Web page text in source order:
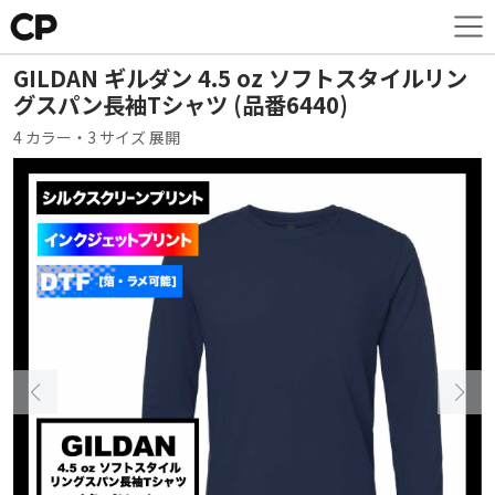
GILDAN ギルダン 4.5 oz ソフトスタイルリン
グスパン長袖Tシャツ (品番6440)
4 カラー・3 サイズ 展開